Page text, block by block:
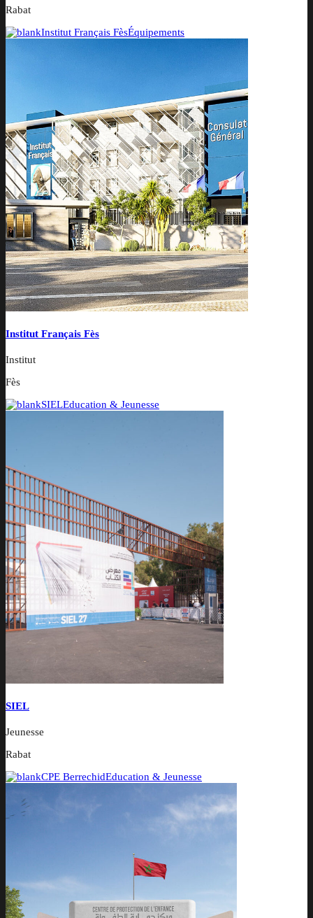
Rabat
Institut Français FèsÉquipements
Institut Français Fès
Institut
Fès
SIELEducation & Jeunesse
SIEL
Jeunesse
Rabat
CPE BerrechidEducation & Jeunesse